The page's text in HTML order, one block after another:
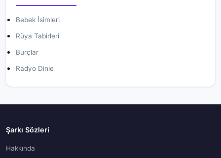
Bebek İsimleri
Rüya Tabirleri
Burçlar
Radyo Dinle
Şarkı Sözleri
Hakkında